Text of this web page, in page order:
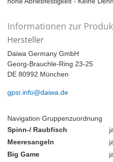
Informationen zur
Hersteller
Daiwa Germany GmbH
Georg-Brauchle-Ring 23-25
DE 80992 München
gpsr.info@daiwa.de
Navigation Gruppenzuordnung
Spinn-/ Raubfisch
Meeresangeln
Big Game